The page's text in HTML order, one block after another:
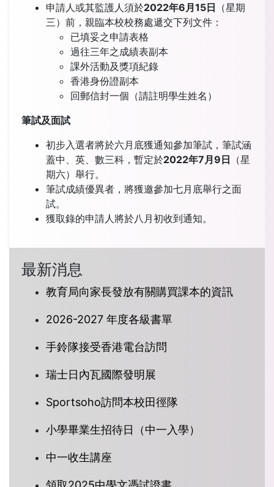
申請人或其監護人須於2022年6月15日 （星期
三）前，親臨本校校務處遞交下列文件：
已填妥之申請表格
過往三年之成績表副本
課外活動及獎項紀錄
香港身份證副本
回郵信封一個（請註明學生姓名）
筆試及面試
初步入選者將於六月底獲通知參加筆試，筆試涵
蓋中、英、數三科，暫定於2022年7月9日 （星
期六）舉行。
筆試成績優異者，將獲邀參加七月底舉行之面
試。
獲取錄的申請人將於八月初收到通知。
最新消息
教育局向家長發放有關購買課本的資訊
2026-2027 年度各級書單
手鈴隊接受香港電台訪問
瑞士日內瓦國際發明展
Sportsoho訪問本校田徑隊
小學畢業生招待日（中一入學）
中一收生講座